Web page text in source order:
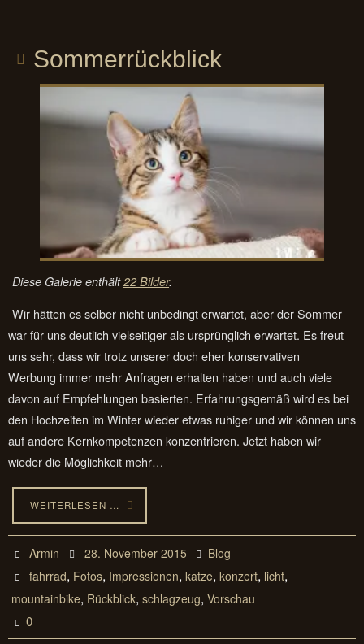
Sommerrückblick
Diese Galerie enthält22 Bilder.
Wir hätten es selber nicht unbedingt erwartet, aber der Sommer
war für uns deutlich vielseitiger als ursprünglich erwartet. Es freut
uns sehr, dass wir trotz unserer doch eher konservativen
Werbung immer mehr Anfragen erhalten haben und auch viele
davon auf Empfehlungen basierten. Erfahrungsgemäß wird es bei
den Hochzeiten im Winter wieder etwas ruhiger und wir können uns
auf andere Kernkompetenzen konzentrieren. Jetzt haben wir
wieder die Möglichkeit mehr…
WEITERLESEN …
Armin 28. November 2015
Blog
fahrrad, Fotos, Impressionen,katze,konzert, licht,
mountainbike, Rückblick, schlagzeug, Vorschau
0